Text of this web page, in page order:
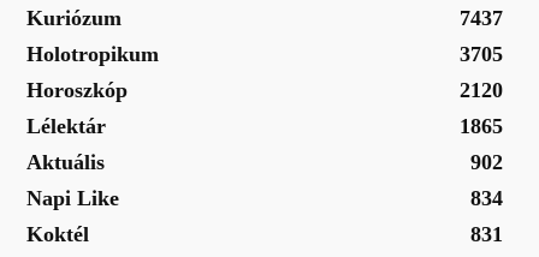
Kuriózum
7437
Holotropikum
3705
Horoszkóp
2120
Lélektár
1865
Aktuális
902
Napi Like
834
Koktél
831